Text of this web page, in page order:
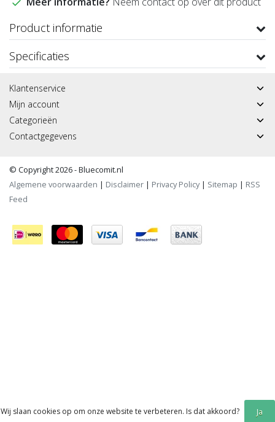
Product informatie
Specificaties
Klantenservice
Mijn account
Categorieën
Contactgegevens
© Copyright 2026 - Bluecomit.nl
Algemene voorwaarden | Disclaimer | Privacy Policy| Sitemap | RSS
Feed
Wij slaan cookies op om onze website te verbeteren. Is dat akkoord? Ja